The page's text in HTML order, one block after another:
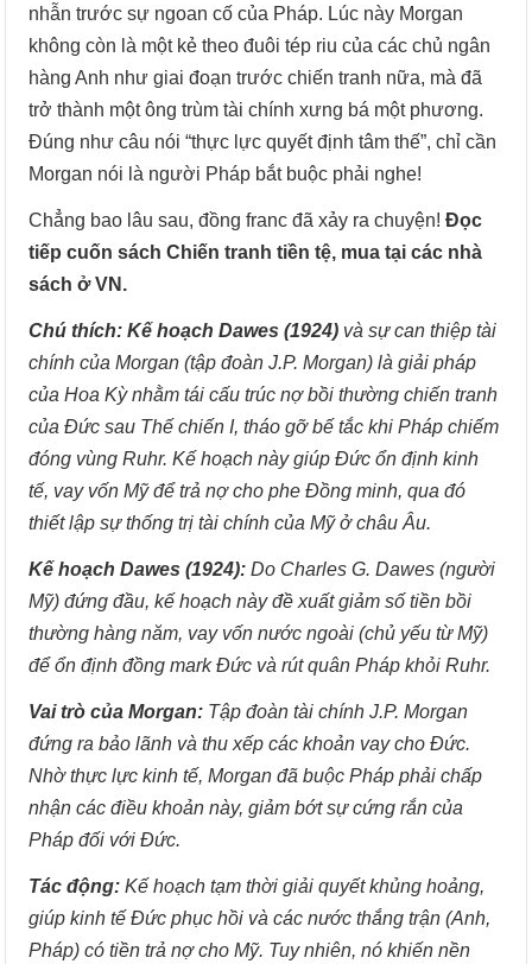
nhẫn trước sự ngoan cố của Pháp. Lúc này Morgan
không còn là một kẻ theo đuôi tép riu của các chủ ngân
hàng Anh như giai đoạn trước chiến tranh nữa, mà đã
trở thành một ông trùm tài chính xưng bá một phương.
Đúng như câu nói “thực lực quyết định tâm thế”, chỉ cần
Morgan nói là người Pháp bắt buộc phải nghe!
Chẳng bao lâu sau, đồng franc đã xảy ra chuyện!Đọc
tiếp cuốn sách Chiến tranh tiền tệ, mua tại các nhà
sách ở VN.
Chú thích: Kế hoạch Dawes (1924) và sự can thiệp tài
chính của Morgan (tập đoàn J.P. Morgan) là giải pháp
của Hoa Kỳ nhằm tái cấu trúc nợ bồi thường chiến tranh
của Đức sau Thế chiến I, tháo gỡ bế tắc khi Pháp chiếm
đóng vùng Ruhr. Kế hoạch này giúp Đức ổn định kinh
tế, vay vốn Mỹ để trả nợ cho phe Đồng minh, qua đó
thiết lập sự thống trị tài chính của Mỹ ở châu Âu.
Kế hoạch Dawes (1924): Do Charles G. Dawes (người
Mỹ) đứng đầu, kế hoạch này đề xuất giảm số tiền bồi
thường hàng năm, vay vốn nước ngoài (chủ yếu từ Mỹ)
để ổn định đồng mark Đức và rút quân Pháp khỏi Ruhr.
Vai trò của Morgan: Tập đoàn tài chính J.P. Morgan
đứng ra bảo lãnh và thu xếp các khoản vay cho Đức.
Nhờ thực lực kinh tế, Morgan đã buộc Pháp phải chấp
nhận các điều khoản này, giảm bớt sự cứng rắn của
Pháp đối với Đức.
Tác động: Kế hoạch tạm thời giải quyết khủng hoảng,
giúp kinh tế Đức phục hồi và các nước thắng trận (Anh,
Pháp) có tiền trả nợ cho Mỹ. Tuy nhiên, nó khiến nền